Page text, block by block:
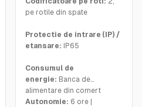
pe rotile din spate
Protectie de intrare (IP) /
etansare: IP65
Consumul de
energie: Banca de
alimentare din comert
Autonomie: 6 ore |